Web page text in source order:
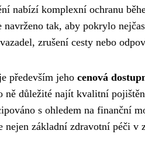
nabízí komplexní ochranu
tak, aby pokrylo
zrušení cesty nebo
především jeho cenová
ně důležité najít kvalitní
s ohledem na finanční
základní zdravotní péči v